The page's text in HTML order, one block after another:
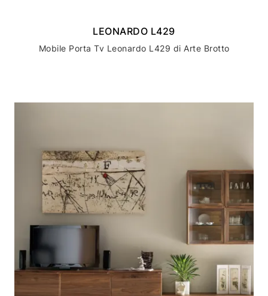
LEONARDO L429
Mobile Porta Tv Leonardo L429 di Arte Brotto